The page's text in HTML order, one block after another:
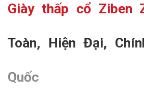
Giày thấp cổ Ziben
Toàn, Hiện Đại,
Quốc